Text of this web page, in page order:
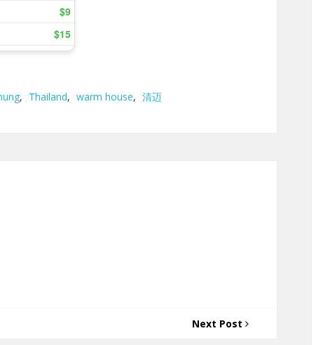
, Thailand, warm house, 清迈
Next Post